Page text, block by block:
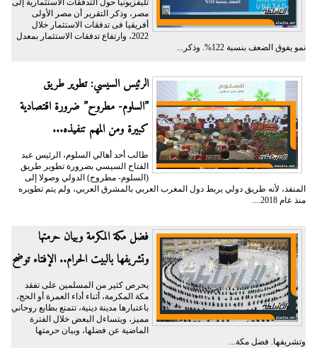
تليفزيونيا حول التدفقات الاستثمارية إلى
مصر، وذكر التقرير أن مصر الأولى
أفريقيا فى تدفقات الاستثمار خلال
2022، وارتفاع تدفقات الاستثمار بمعدل
نمو يفوق الضعف بنسبة 122%. وذكر...
الرئيس السيسي: تطوير طريق
”السلوم- مطروح” ضرورة اقتصادية
كبيرة ومن المهم تنفيذه...
طالب أحد أهالي السلوم، الرئيس عبد
الفتاح السيسي بضرورة تطوير طريق
(السلوم- مطروح) الدولي وصولا إلى
المنفذ، لأنه طريق دولي يربط دول المغرب العربي بالمشرق العربي، ولم يتم تطويره
منذ عام 2018....
فضل مكة المكرمة وبيان حرمتها
وتشريفها بالبيت الحرام.. الإفتاء توضح
يحرص كثير من المسلمين على تفقد
مكة المكرمة، أثناء أداء العمرة أو الحج،
باعتبارها مدينة دينية، تتمتع بطابع روحاني
مميز، ويتساءل البعض خلال الفترة
الماضية عن فضلها، وبيان حرمتها
وتشريفها. فضل مكة...